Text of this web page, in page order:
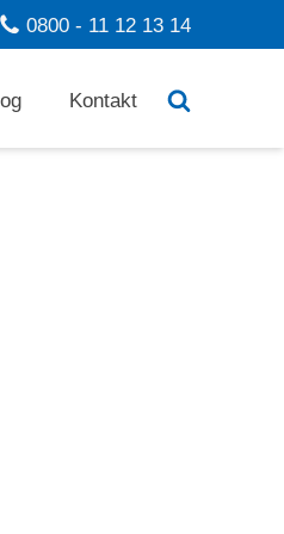
0800 - 11 12 13 14
Kontakt